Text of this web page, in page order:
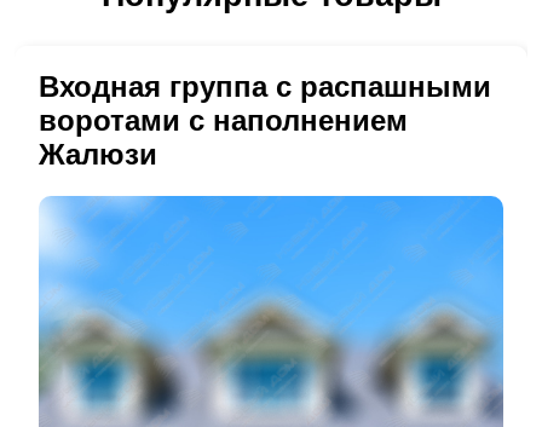
Входная группа с распашными
воротами с наполнением
Жалюзи